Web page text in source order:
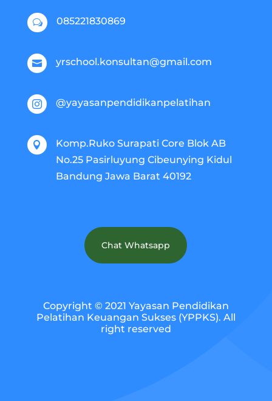
w 085221830869
 yrschool.konsultan@gmail.com
 @yayasanpendidikanpelatihan

Komp.Ruko Surapati Core Blok AB
No.25 Pasirluyung Cibeunying Kidul
Bandung Jawa Barat 40192
Chat Whatsapp
Copyright © 2021 Yayasan Pendidikan
Pelatihan Keuangan Sukses (YPPKS). All
right reserved